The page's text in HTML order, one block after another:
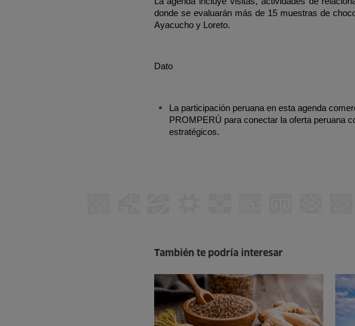
donde se evaluarán más de 15 muestras de
Ayacucho y Loreto.
Dato
La participación peruana en esta agenda
PROMPERÚ para conectar la oferta peruana
estratégicos.
También te podría interesar